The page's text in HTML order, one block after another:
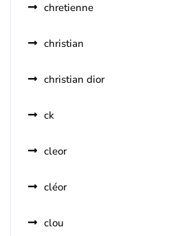
chretienne
christian
christian dior
ck
cleor
cléor
clou